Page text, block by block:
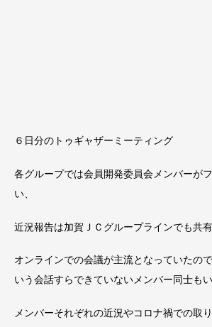
６日分のトゥギャザーミーティング
各グループでは会員開発委員会メンバーが
い、
近況報告は加賀ＪＣグループラインでも共有
オンラインでの会議が主流となっていたの
いう会話すらできていないメンバー同士も
メンバーそれぞれの近況やコロナ禍での取